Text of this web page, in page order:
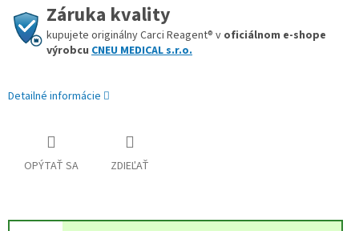
Záruka kvality
kupujete originálny Carci Reagent® v oficiálnom e-shope
výrobcu CNEU MEDICAL s.r.o.
Detailné informácie
OPÝTAŤ SA ZDIEĽAŤ